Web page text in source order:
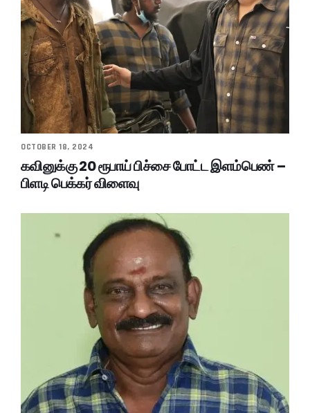
OCTOBER 18, 2024
கவினுக்கு 20 ரூபாய் பிச்சை போட்ட இளம்பெண் –
பிளடி பெக்கர் விளைவு